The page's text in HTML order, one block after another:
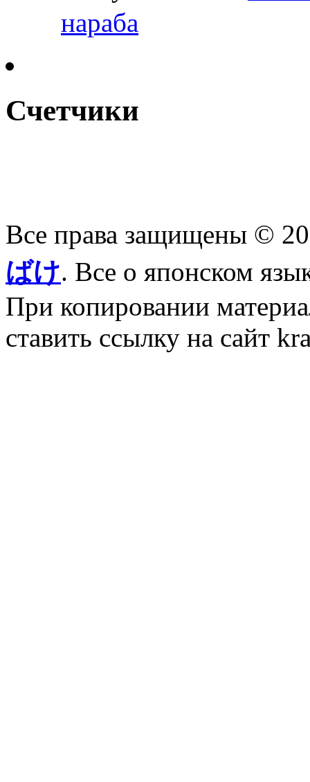
нараба
Счетчики
Все права защищены ©
ばけ. Все о японском
При копировании
ставить ссылку на сайт